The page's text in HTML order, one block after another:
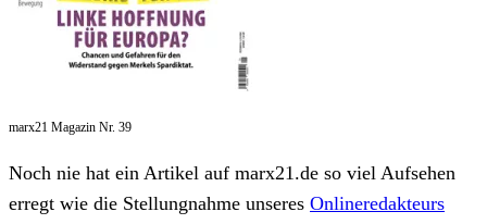
marx21 Magazin Nr. 39
Noch nie hat ein Artikel auf marx21.de so viel Aufsehen
erregt wie die Stellungnahme unseres Onlineredakteurs